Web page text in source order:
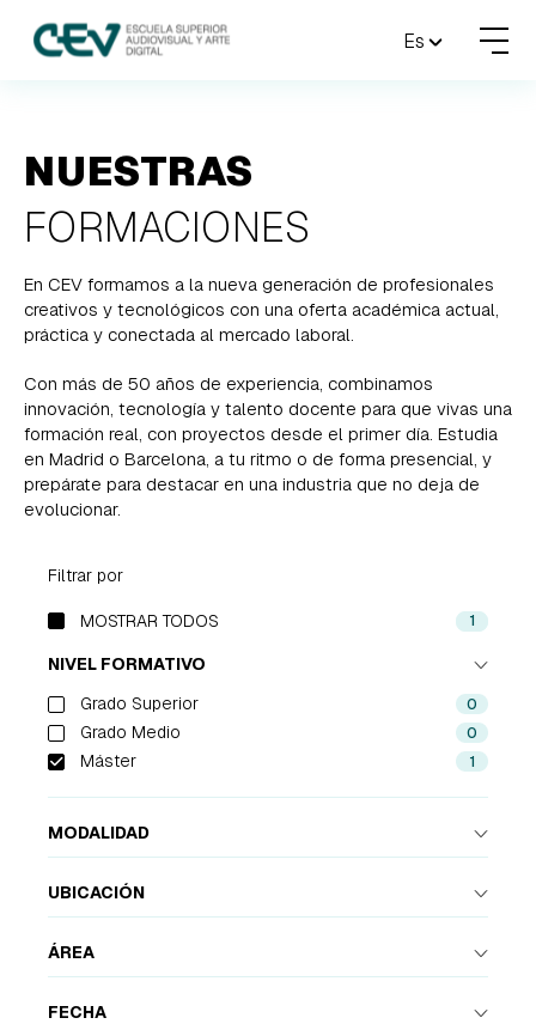
MENU
ADMISIONES
ACTUALIDAD
ESCUELA
CONTACTO
RESERVAR PLAZA VISITAR ESCUELA
BLOG
EMPRESAS
919 54 07 25 931 76 23 43
Es
NUESTRAS
FORMACIONES
En CEV formamos a la nueva generación de profesionales
creativos y tecnológicos con una oferta académica actual,
práctica y conectada al mercado laboral.
Con más de 50 años de experiencia, combinamos
innovación, tecnología y talento docente para que vivas una
formación real, con proyectos desde el primer día. Estudia
en Madrid o Barcelona, a tu ritmo o de forma presencial, y
prepárate para destacar en una industria que no deja de
evolucionar.
Filtrar por
MOSTRAR TODOS 11
NIVEL FORMATIVO
Grado Superior
0
Grado Medio 0
Máster 1
MODALIDAD
UBICACIÓN
ÁREA
FECHA